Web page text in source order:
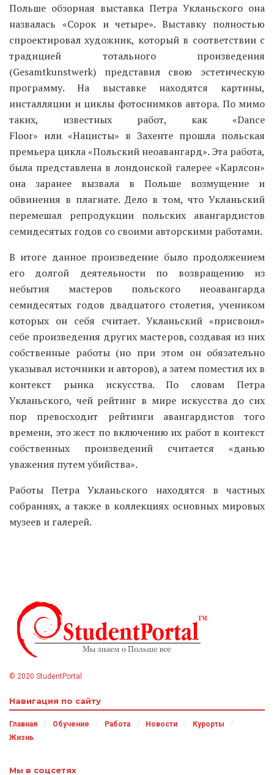
Польше обзорная выставка Петра Укланьского она
назвалась «Сорок и четыре». Выставку полностью
спроектировал художник, который в соответствии с
традицией тотального произведения
(Gesamtkunstwerk) представил свою эстетическую
программу. На выставке находятся картины,
инсталляции и циклы фотоснимков автора. По мимо
таких, известных работ, как «Dance
Floor» или «Нацисты» в Захенте прошла польская
премьера цикла «Польский неоавангард». Эта работа,
была представлена в лондонской галерее «Карлсон»
она заранее вызвала в Польше возмущение и
обвинения в плагиате. Дело в том, что Укланьский
перемешал репродукции польских авангардистов
семидесятых годов со своими авторскими работами.
В итоге данное произведение было продолжением
его долгой деятельности по возвращению из
небытия мастеров польского неоавангарда
семидесятых годов двадцатого столетия, учеником
которых он себя считает. Укланьский «присвоил»
себе произведения других мастеров, создавая из них
собственные работы (но при этом он обязательно
указывал источники и авторов), а затем поместил их в
контекст рынка искусства. По словам Петра
Укланьского, чей рейтинг в мире искусства до сих
пор превосходит рейтинги авангардистов того
времени, это жест по включению их работ в контекст
собственных произведений считается «данью
уважения путем убийства».
Работы Петра Укланьского находятся в частных
собраниях, а также в коллекциях основных мировых
музеев и галерей.
© 2020 StudentPortal
Навигация по сайту
Главная Обучение Работа Новости
Курорты
Жизнь
Мы в соцсетях